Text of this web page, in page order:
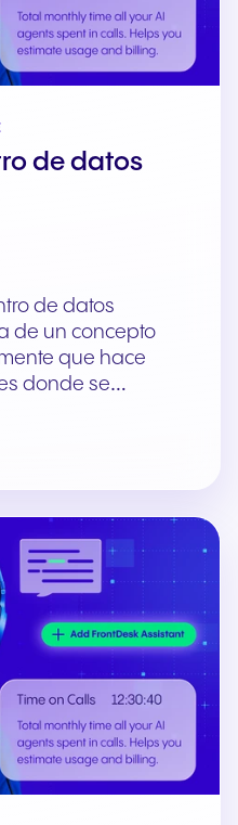
de datos
de datos
de un concepto
que hace
donde se…